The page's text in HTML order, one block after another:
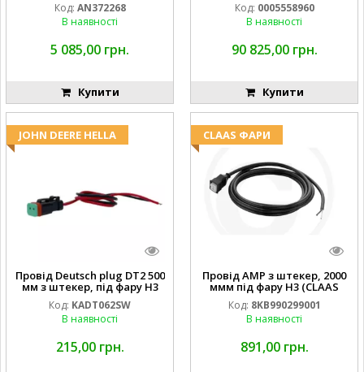
Код: AN372268
В наявності
5 085,00 грн.
Купити
Код: 0005558960
В наявності
90 825,00 грн.
Купити
JOHN DEERE HELLA
Провід Deutsch plug DT2 500
мм з штекер, під фару H3
(JOHN DEERE AL116438
994.184.00) ) Kramp Hella
Код: KADT062SW
В наявності
215,00 грн.
CLAAS ФАРИ
Провід AMP з штекер, 2000
ммм під фару H3 (CLAAS
013733) Hella
Код: 8KB990299001
В наявності
891,00 грн.